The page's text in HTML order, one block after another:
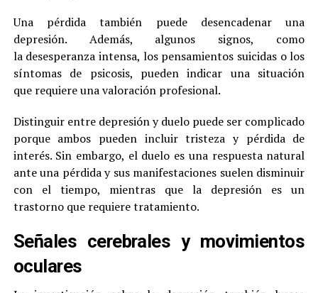
Una pérdida también puede desencadenar una
depresión. Además, algunos signos, como
la desesperanza intensa, los pensamientos suicidas o los
síntomas de psicosis, pueden indicar una situación
que requiere una valoración profesional.
Distinguir entre depresión y duelo puede ser complicado
porque ambos pueden incluir tristeza y pérdida de
interés. Sin embargo, el duelo es una respuesta natural
ante una pérdida y sus manifestaciones suelen disminuir
con el tiempo, mientras que la depresión es un
trastorno que requiere tratamiento.
Señales cerebrales y movimientos
oculares